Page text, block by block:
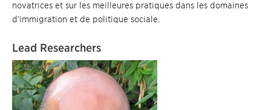
novatrices et sur les meilleures pratiques dans les domaines
d’immigration et de politique sociale.
Lead Researchers